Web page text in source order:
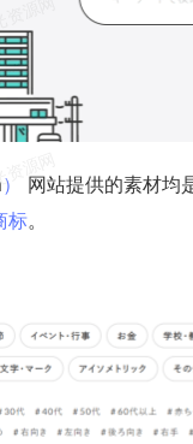
） 网站提供的素材均
标。